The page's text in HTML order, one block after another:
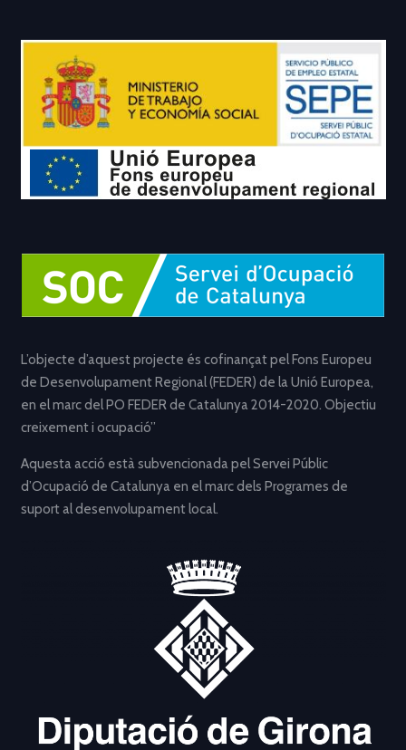
L’objecte d’aquest projecte és cofinançat pel Fons Europeu
de Desenvolupament Regional (FEDER) de la Unió Europea,
en el marc del PO FEDER de Catalunya 2014-2020. Objectiu
creixement i ocupació”
Aquesta acció està subvencionada pel Servei Públic
d’Ocupació de Catalunya en el marc dels Programes de
suport al desenvolupament local.